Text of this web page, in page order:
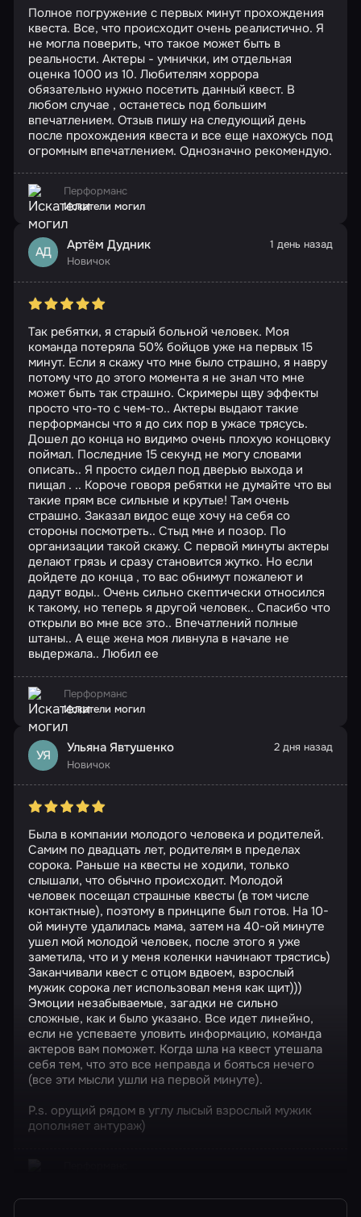
Полное погружение с первых минут прохождения
квеста. Все, что происходит очень реалистично. Я
не могла поверить, что такое может быть в
реальности. Актеры - умнички, им отдельная
оценка 1000 из 10. Любителям хоррора
обязательно нужно посетить данный квест. В
любом случае , останетесь под большим
впечатлением. Отзыв пишу на следующий день
после прохождения квеста и все еще нахожусь под
огромным впечатлением. Однозначно рекомендую.
Перформанс
Искатели могил
АД Артём Дудник
Новичок
1 день назад
Так ребятки, я старый больной человек. Моя
команда потеряла 50% бойцов уже на первых 15
минут. Если я скажу что мне было страшно, я навру
потому что до этого момента я не знал что мне
может быть так страшно. Скримеры щву эффекты
просто что-то с чем-то.. Актеры выдают такие
перформансы что я до сих пор в ужасе трясусь.
Дошел до конца но видимо очень плохую концовку
поймал. Последние 15 секунд не могу словами
описать.. Я просто сидел под дверью выхода и
пищал . .. Короче говоря ребятки не думайте что вы
такие прям все сильные и крутые! Там очень
страшно. Заказал видос еще хочу на себя со
стороны посмотреть.. Стыд мне и позор. По
организации такой скажу. С первой минуты актеры
делают грязь и сразу становится жутко. Но если
дойдете до конца , то вас обнимут пожалеют и
дадут воды.. Очень сильно скептически относился
к такому, но теперь я другой человек.. Спасибо что
открыли во мне все это.. Впечатлений полные
штаны.. А еще жена моя ливнула в начале не
выдержала.. Любил ее
Перформанс
Искатели могил
УЯ Ульяна Явтушенко
Новичок
2 дня назад
Была в компании молодого человека и родителей.
Самим по двадцать лет, родителям в пределах
сорока. Раньше на квесты не ходили, только
слышали, что обычно происходит. Молодой
человек посещал страшные квесты (в том числе
контактные), поэтому в принципе был готов. На 10-
ой минуте удалилась мама, затем на 40-ой минуте
ушел мой молодой человек, после этого я уже
заметила, что и у меня коленки начинают трястись)
Заканчивали квест с отцом вдвоем, взрослый
мужик сорока лет использовал меня как щит)))
Эмоции незабываемые, загадки не сильно
сложные, как и было указано. Все идет линейно,
если не успеваете уловить информацию, команда
актеров вам поможет. Когда шла на квест утешала
себя тем, что это все неправда и бояться нечего
(все эти мысли ушли на первой минуте).
P.s. орущий рядом в углу лысый взрослый мужик
дополняет антураж)